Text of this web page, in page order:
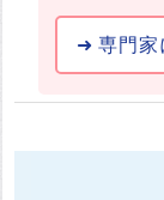
専門